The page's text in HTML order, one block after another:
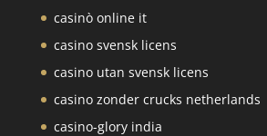
casinò online it
casino svensk licens
casino utan svensk licens
casino zonder crucks netherlands
casino-glory india